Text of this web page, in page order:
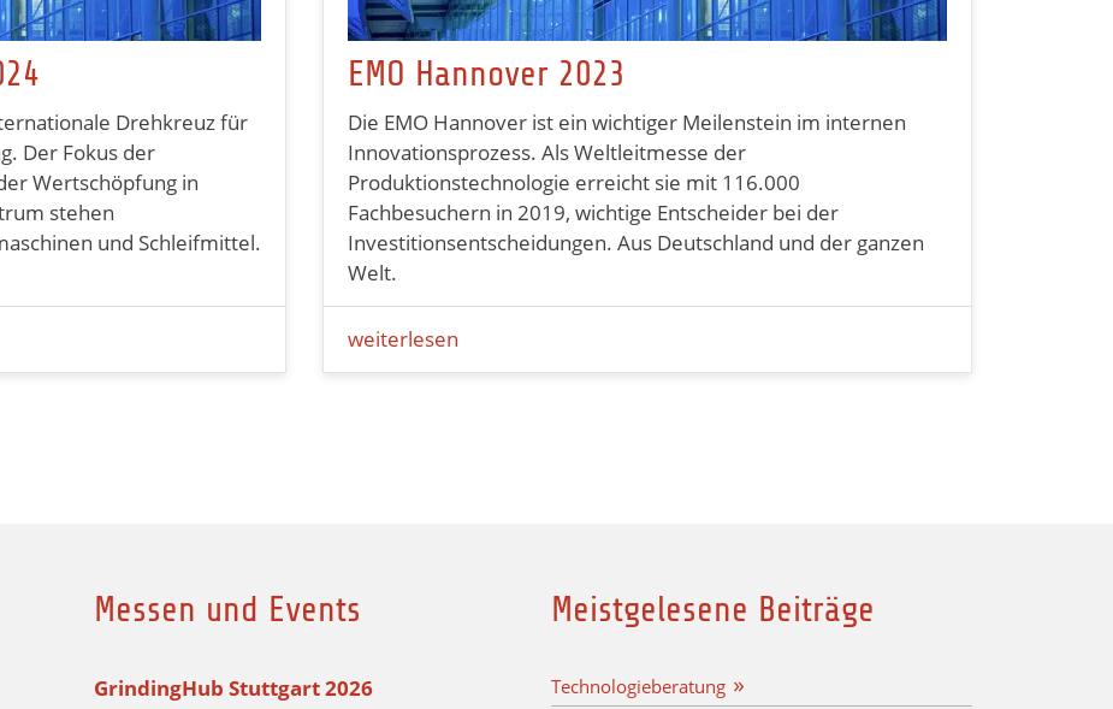
Drehkreuz für
Der Fokus der
Wertschöpfung in
stehen
und Schleifmittel.
EMO Hannover 2023
Die EMO Hannover ist ein wichtiger Meilenstein im internen
Innovationsprozess. Als Weltleitmesse der
Produktionstechnologie erreicht sie mit 116.000
Fachbesuchern in 2019, wichtige Entscheider bei der
Investitionsentscheidungen. Aus Deutschland und der ganzen
Welt.
weiterlesen
Messen und Events
GrindingHub Stuttgart 2026
Meistgelesene Beiträge
Technologieberatung